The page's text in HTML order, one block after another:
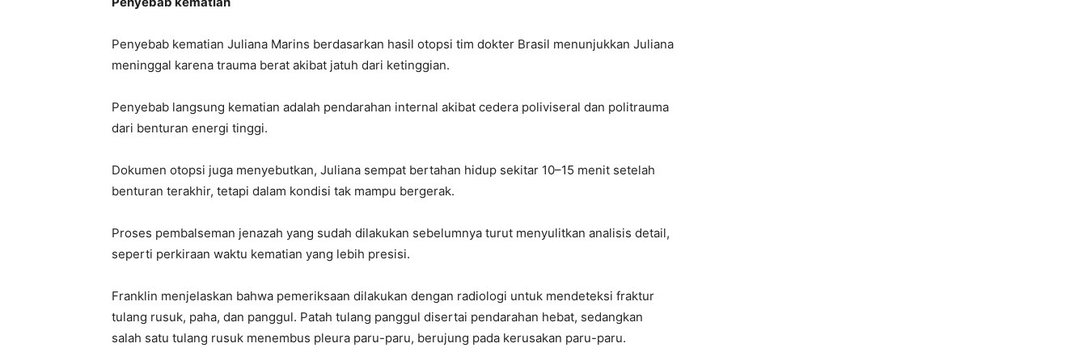
Penyebab kematian Juliana Marins berdasarkan hasil otopsi tim dokter Brasil menunjukkan Juliana
meninggal karena trauma berat akibat jatuh dari ketinggian.
Penyebab langsung kematian adalah pendarahan internal akibat cedera poliviseral dan politrauma
dari benturan energi tinggi.
Dokumen otopsi juga menyebutkan, Juliana sempat bertahan hidup sekitar 10–15 menit setelah
benturan terakhir, tetapi dalam kondisi tak mampu bergerak.
Proses pembalseman jenazah yang sudah dilakukan sebelumnya turut menyulitkan analisis detail,
seperti perkiraan waktu kematian yang lebih presisi.
Franklin menjelaskan bahwa pemeriksaan dilakukan dengan radiologi untuk mendeteksi fraktur
tulang rusuk, paha, dan panggul. Patah tulang panggul disertai pendarahan hebat, sedangkan
salah satu tulang rusuk menembus pleura paru-paru, berujung pada kerusakan paru-paru.